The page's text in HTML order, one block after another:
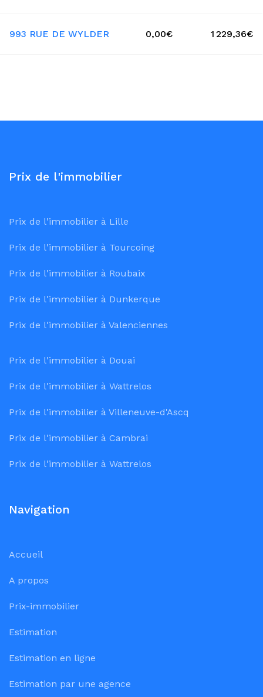
993 RUE DE WYLDER 0,00€ 1 229,36€
Prix de l'immobilier
Prix de l'immobilier à Lille
Prix de l'immobilier à Tourcoing
Prix de l'immobilier à Roubaix
Prix de l'immobilier à Dunkerque
Prix de l'immobilier à Valenciennes
Prix de l'immobilier à Douai
Prix de l'immobilier à Wattrelos
Prix de l'immobilier à Villeneuve-d'Ascq
Prix de l'immobilier à Cambrai
Prix de l'immobilier à Wattrelos
Navigation
Accueil
A propos
Prix-immobilier
Estimation
Estimation en ligne
Estimation par une agence